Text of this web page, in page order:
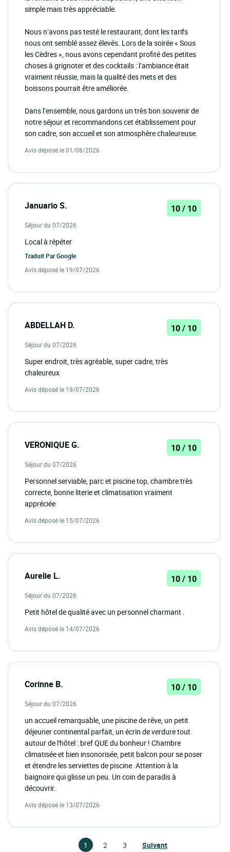
simple mais très appréciable.
Nous n’avons pas testé le restaurant, dont les tarifs
nous ont semblé assez élevés. Lors de la soirée « Sous
les Cèdres », nous avons cependant profité des petites
choses à grignoter et des cocktails : l’ambiance était
vraiment réussie, mais la qualité des mets et des
boissons pourrait être améliorée.
Dans l’ensemble, nous gardons un très bon souvenir de
notre séjour et recommandons cet établissement pour
son cadre, son accueil et son atmosphère chaleureuse.
Avis déposé le 01/08/2026
Januario S. 10 / 10
Séjour du 07/2026
Local à répéter
Traduit ParGoogle
Avis déposé le 19/07/2026
ABDELLAH D. 10 / 10
Séjour du 07/2026
Super endroit, très agréable, super cadre, très
chaleureux
Avis déposé le 19/07/2026
VERONIQUE G. 10 / 10
Séjour du 07/2026
Personnel serviable, parc et piscine top, chambre très
correcte, bonne literie et climatisation vraiment
appréciée
Avis déposé le 15/07/2026
Aurelie L. 10 / 10
Séjour du 07/2026
Petit hôtel de qualité avec un personnel charmant .
Avis déposé le 14/07/2026
Corinne B. 10 / 10
Séjour du 07/2026
un accueil remarquable, une piscine de rêve, un petit
déjeuner continental parfait, un écrin de verdure tout
autour de l'hôtel : bref QUE du bonheur ! Chambre
climatisée et bien insonorisée, petit balcon pour se poser
et étendre les serviettes de piscine. Attention à la
baignoire qui glisse un peu. Un coin de paradis à
découvrir.
Avis déposé le 13/07/2026
1 2 3 Suivant